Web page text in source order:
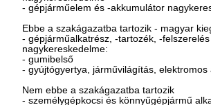
- gépjárműelem és -akkumulátor
Ebbe a szakágazatba tartozik - magyar
- gépjárműalkatrész, -tartozék, -felszerelés
nagykereskedelme:
- gumibelső
- gyújtógyertya, járművilágítás, elektromos
Nem ebbe a szakágazatba tartozik
- személygépkocsi és könnyűgépjármű